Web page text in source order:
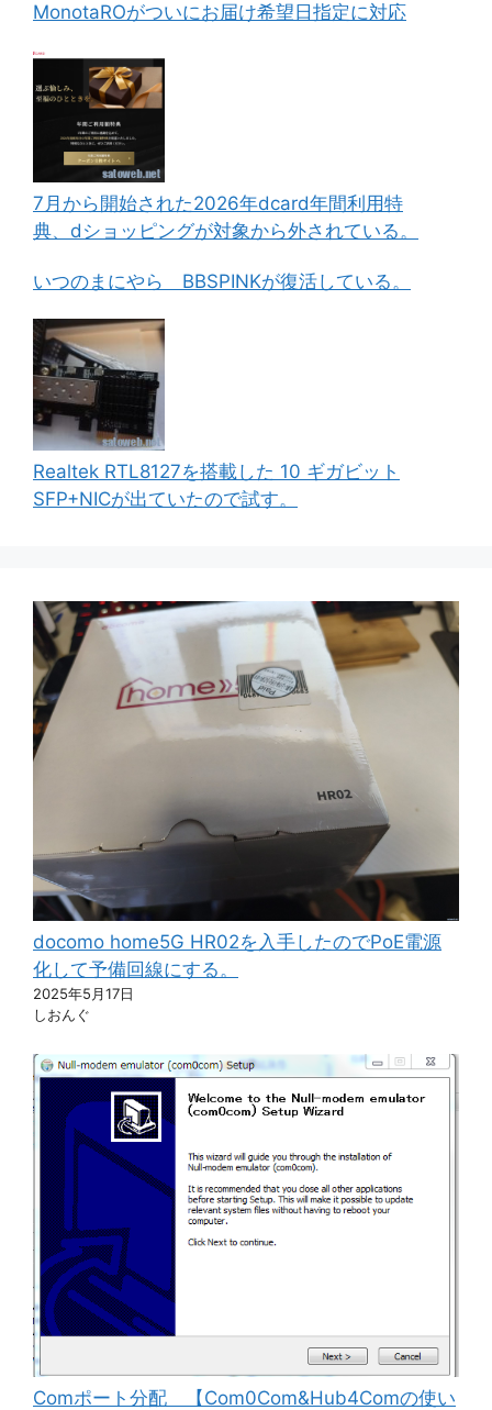
MonotaROがついにお届け希望日指定に対応
7月から開始された2026年dcard年間利用特
典、dショッピングが対象から外されている。
いつのまにやら BBSPINKが復活している。
Realtek RTL8127を搭載した 10 ギガビット
SFP+NICが出ていたので試す。
docomo home5G HR02を入手したのでPoE電源
化して予備回線にする。
2025年5月17日
しおんぐ
Comポート分配 【Com0Com&Hub4Comの使い